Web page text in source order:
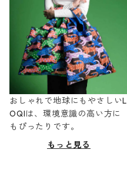
おしゃれで地球にもやさしいL
OQIは、環境意識の高い方に
もぴったりです。
もっと見る